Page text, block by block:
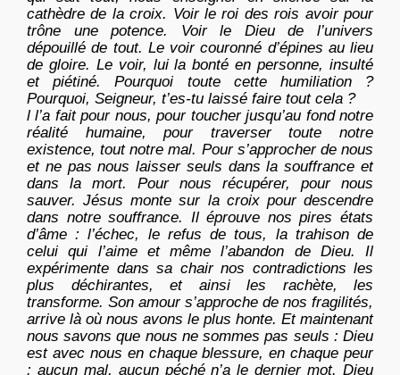
cathèdre de la croix. Voir le roi des rois avoir pour
trône une potence. Voir le Dieu de l’univers
dépouillé de tout. Le voir couronné d’épines au lieu
de gloire. Le voir, lui la bonté en personne, insulté
et piétiné. Pourquoi toute cette humiliation ?
Pourquoi, Seigneur, t’es-tu laissé faire tout cela ?
l l’a fait pour nous, pour toucher jusqu’au fond notre
réalité humaine, pour traverser toute notre
existence, tout notre mal. Pour s’approcher de nous
et ne pas nous laisser seuls dans la souffrance et
dans la mort. Pour nous récupérer, pour nous
sauver. Jésus monte sur la croix pour descendre
dans notre souffrance. Il éprouve nos pires états
d’âme : l’échec, le refus de tous, la trahison de
celui qui l’aime et même l’abandon de Dieu. Il
expérimente dans sa chair nos contradictions les
plus déchirantes, et ainsi les rachète, les
transforme. Son amour s’approche de nos fragilités,
arrive là où nous avons le plus honte. Et maintenant
nous savons que nous ne sommes pas seuls : Dieu
est avec nous en chaque blessure, en chaque peur
: aucun mal, aucun péché n’a le dernier mot. Dieu